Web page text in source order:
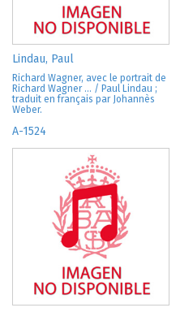
Lindau, Paul
Richard Wagner, avec le portrait de
Richard Wagner ... / Paul Lindau ;
traduit en français par Johannès
Weber.
A-1524